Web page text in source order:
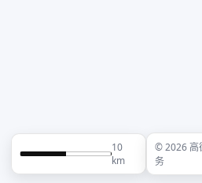
10
km
© 2026 高
务